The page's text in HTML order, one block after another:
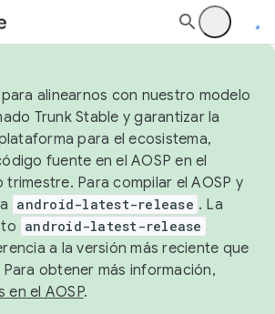
alinearnos con nuestro modelo
Trunk Stable y garantizar la
para el ecosistema,
fuente en el AOSP en el
Para compilar el AOSP y
android-latest-release . La
android-latest-release
a la versión más reciente que
Para obtener más información,
en el AOSP.